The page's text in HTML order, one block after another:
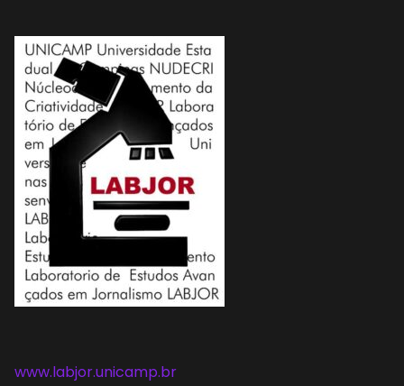
www.labjor.unicamp.br